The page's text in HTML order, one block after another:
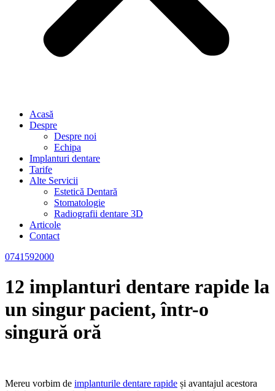
Acasă
Despre
Despre noi
Echipa
Implanturi dentare
Tarife
Alte Servicii
Estetică Dentară
Stomatologie
Radiografii dentare 3D
Articole
Contact
0741592000
12 implanturi dentare rapide la
un singur pacient, într-o
singură oră
Mereu vorbim de implanturile dentare rapide și avantajul acestora